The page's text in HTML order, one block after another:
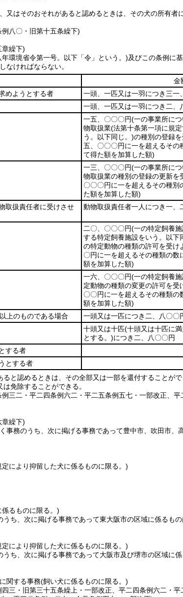
又はそのおそれがあると認めるときは、その犬の所有者
八〇・旧第十五条繰下)
章繰下)
環境省令第一号。以下「令」という。)及びこの条例に
なければならない。
金
めようとする者
一頭、一匹又は一羽につき三一
一頭、一匹又は一羽につき二、
一五、〇〇〇円(一の事業所に
物取扱業(法第十条第一項に規
う。以下同じ。)の種別の登録
五、〇〇〇円に一を超えるその
て得た額を加算した額)
一三、〇〇〇円(一の事業所に
物取扱業の種別の登録の更新を
〇〇〇円に一を超えるその種
た額を加算した額)
取扱責任者に受けさせ
動物取扱責任者一人につき一、
二〇、〇〇〇円(一の特定飼養施
する特定飼養施設をいう。以下
の特定動物の種類の許可を受
〇円に一を超えるその種類の
額を加算した額)
一六、〇〇〇円(一の特定飼養
定動物の種類の変更の許可を
〇〇円に一を超えるその種類
額を加算した額)
上のものである場合
一頭又は一匹につき二、八〇〇
十頭又は十匹(十頭又は十匹に
とする。)につき二、八〇〇円
する者
とする者
と認めるときは、その全部又は一部を還付することがで
免除することができる。
三二・平二四条例六二・平二五条例五七・一部改正、
章繰下)
事務のうち、次に掲げる事務であって豊中市、吹田市、
定により抑留した犬に係るものに限る。)
るものに限る。)
ち、次に掲げる事務であって東大阪市の区域に係るも
定により抑留した犬に係るものに限る。)
ち、次に掲げる事務であって大阪市及び堺市の区域に
関する事務(飼い犬に係るものに限る。)
三・旧第三十五条繰上・一部改正、平二四条例六二・